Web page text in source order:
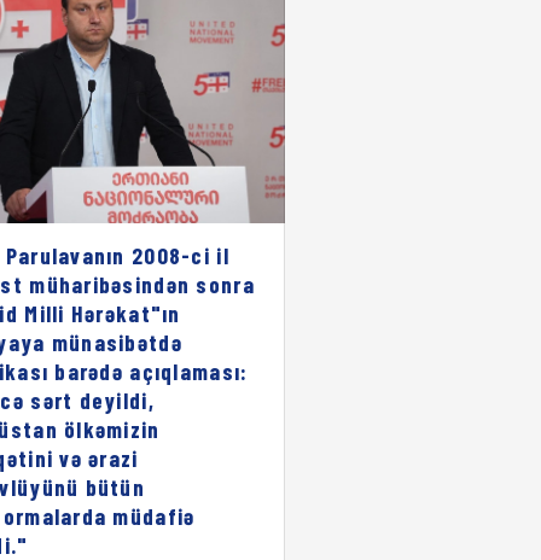
Parulavanın 2008-ci il
müharibəsindən sonra
Milli Hərəkat"ın
münasibətdə
barədə açıqlaması:
sərt deyildi,
ölkəmizin
və ərazi
bütün
müdafiə